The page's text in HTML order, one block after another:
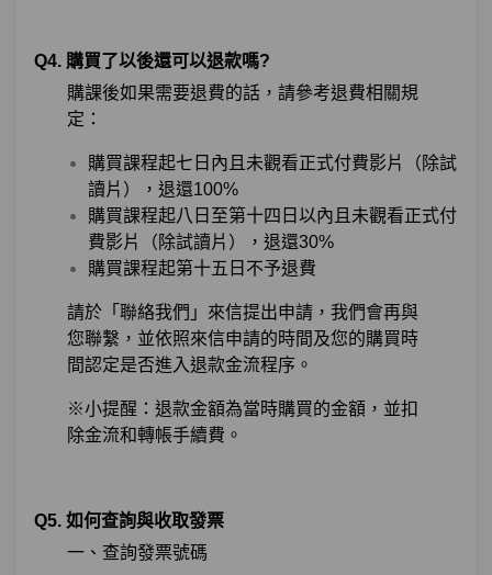
Q4. 購買了以後還可以退款嗎?
購課後如果需要退費的話，請參考退費相關規
定：
購買課程起七日內且未觀看正式付費影片（除試
讀片），退還100%
購買課程起八日至第十四日以內且未觀看正式付
費影片（除試讀片），退還30%
購買課程起第十五日不予退費
請於「聯絡我們」來信提出申請，我們會再與
您聯繫，並依照來信申請的時間及您的購買時
間認定是否進入退款金流程序。
※小提醒：退款金額為當時購買的金額，並扣
除金流和轉帳手續費。
Q5. 如何查詢與收取發票
一、查詢發票號碼